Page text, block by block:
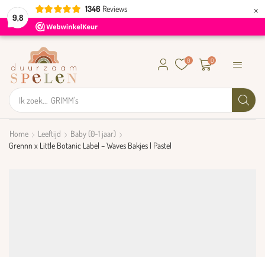
9,8
1346 Reviews ×
Ik zoek... GRIMM's
0 0
Home Leeftijd
Baby (0-1 jaar)
Grennn x Little Botanic Label – Waves Bakjes | Pastel